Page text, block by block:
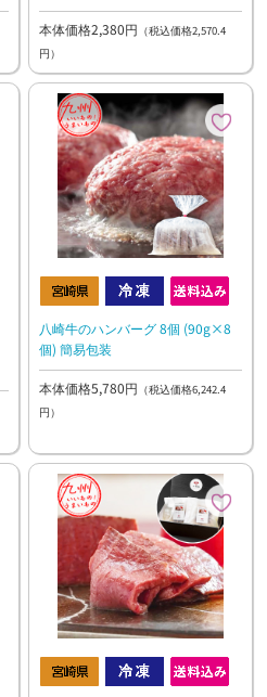
本体価格2,380円 （税込価格2,570.4
円）
八崎牛のハンバーグ 8個 (90g×8
個) 簡易包装
本体価格5,780円 （税込価格6,242.4
円）